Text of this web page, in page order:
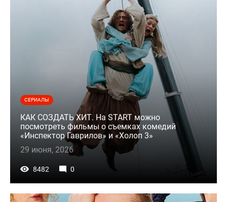
СЕРИАЛЫ
КАК СОЗДАТЬ ХИТ. На START можно
посмотреть фильмы о съемках комедий
«Инспектор Гаврилов» и «Холоп 3»
29 июня, 2026
8482 0